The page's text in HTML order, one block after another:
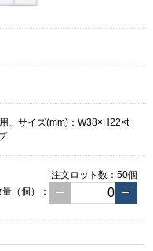
、サイズ(mm)：W38×H22×t
注文ロット数： 50個
量（個）：